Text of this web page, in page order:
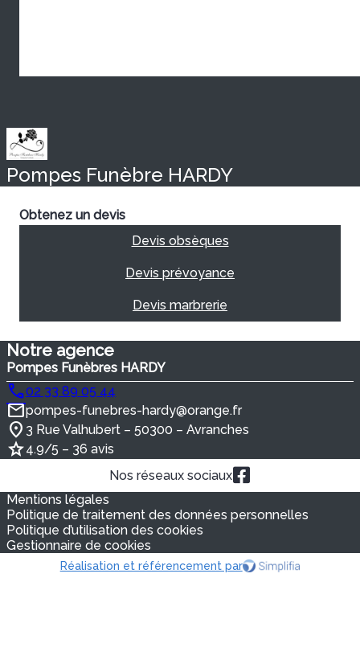
Pompes Funèbre HARDY
Obtenez un devis
Devis obsèques
Devis prévoyance
Devis marbrerie
Notre agence
Pompes Funèbres HARDY
02 33 89 05 44
pompes-funebres-hardy@orange.fr
3 Rue Valhubert – 50300 – Avranches
4.9/5 – 36 avis
Nos réseaux sociaux
Mentions légales
Politique de traitement des données personnelles
Politique d’utilisation des cookies
Gestionnaire de cookies
Réalisation et référencement par